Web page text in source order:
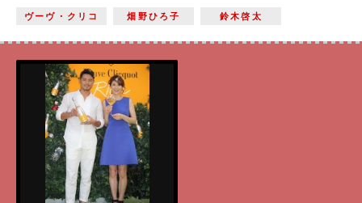
ヴーヴ・クリコ 畑野ひろ子 鈴木啓太